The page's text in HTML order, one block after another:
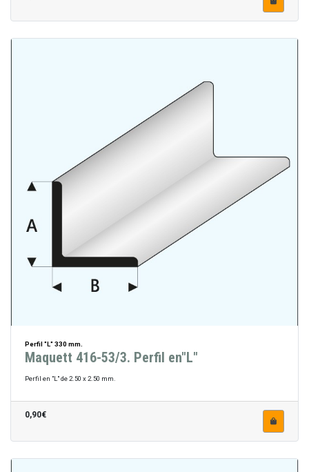
Perfil "L" 330 mm.
Maquett 416-53/3. Perfil en"L"
Perfil en "L" de 2.50 x 2.50 mm.
0,90€